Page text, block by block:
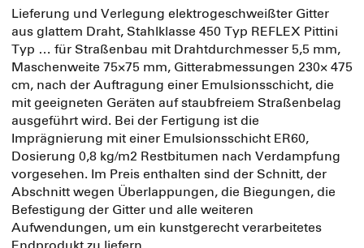
Lieferung und Verlegung elektrogeschweißter Gitter
aus glattem Draht, Stahlklasse 450 Typ REFLEX Pittini
Typ … für Straßenbau mit Drahtdurchmesser 5,5 mm,
Maschenweite 75×75 mm, Gitterabmessungen 230× 475
cm, nach der Auftragung einer Emulsionsschicht, die
mit geeigneten Geräten auf staubfreiem Straßenbelag
ausgeführt wird. Bei der Fertigung ist die
Imprägnierung mit einer Emulsionsschicht ER60,
Dosierung 0,8 kg/m2 Restbitumen nach Verdampfung
vorgesehen. Im Preis enthalten sind der Schnitt, der
Abschnitt wegen Überlappungen, die Biegungen, die
Befestigung der Gitter und alle weiteren
Aufwendungen, um ein kunstgerecht verarbeitetes
Endprodukt zu liefern.